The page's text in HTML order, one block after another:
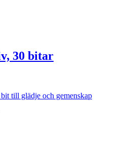
30 bitar
till glädje och gemenskap